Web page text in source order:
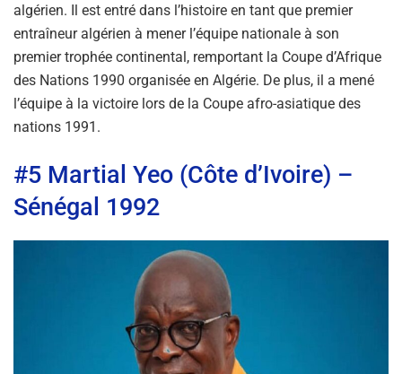
algérien. Il est entré dans l’histoire en tant que premier
entraîneur algérien à mener l’équipe nationale à son
premier trophée continental, remportant la Coupe d’Afrique
des Nations 1990 organisée en Algérie. De plus, il a mené
l’équipe à la victoire lors de la Coupe afro-asiatique des
nations 1991.
#5 Martial Yeo (Côte d’Ivoire) –
Sénégal 1992